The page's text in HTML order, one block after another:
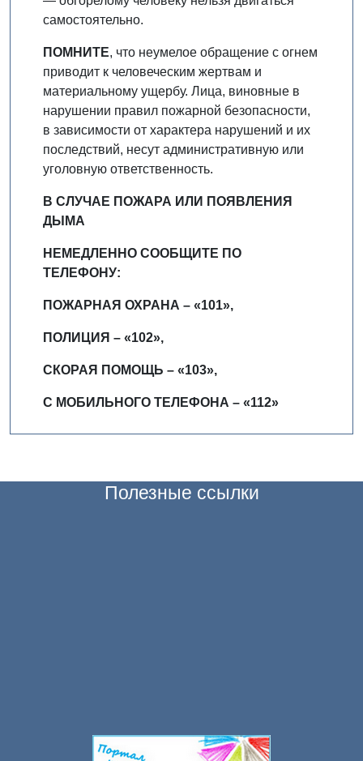
самостоятельно.
ПОМНИТЕ, что неумелое обращение с огнем
приводит к человеческим жертвам и
материальному ущербу. Лица, виновные в
нарушении правил пожарной безопасности,
в зависимости от характера нарушений и их
последствий, несут административную или
уголовную ответственность.
В СЛУЧАЕ ПОЖАРА ИЛИ ПОЯВЛЕНИЯ
ДЫМА
НЕМЕДЛЕННО СООБЩИТЕ ПО
ТЕЛЕФОНУ:
ПОЖАРНАЯ ОХРАНА – «101»,
ПОЛИЦИЯ – «102»,
СКОРАЯ ПОМОЩЬ – «103»,
С МОБИЛЬНОГО ТЕЛЕФОНА – «112»
Полезные ссылки